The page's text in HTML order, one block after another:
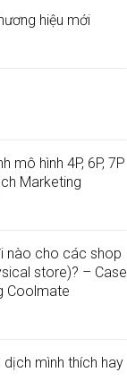
hiệu mới
mô hình 4P, 6P, 7P
Marketing
nào cho các shop
store)? – Case
Coolmate
dịch mình thích hay